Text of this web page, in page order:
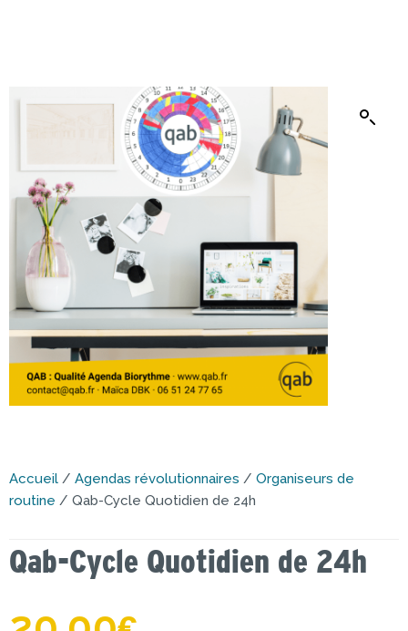
Accueil / Agendas révolutionnaires / Organiseurs de
routine / Qab-Cycle Quotidien de 24h
Qab-Cycle Quotidien de 24h